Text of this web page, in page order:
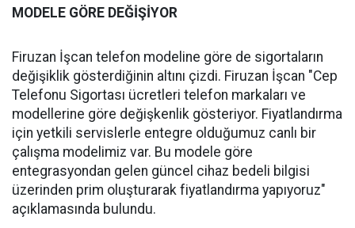
MODELE GÖRE DEĞİŞİYOR
Firuzan İşcan telefon modeline göre de sigortaların
değişiklik gösterdiğinin altını çizdi. Firuzan İşcan "Cep
Telefonu Sigortası ücretleri telefon markaları ve
modellerine göre değişkenlik gösteriyor. Fiyatlandırma
için yetkili servislerle entegre olduğumuz canlı bir
çalışma modelimiz var. Bu modele göre
entegrasyondan gelen güncel cihaz bedeli bilgisi
üzerinden prim oluşturarak fiyatlandırma yapıyoruz"
açıklamasında bulundu.